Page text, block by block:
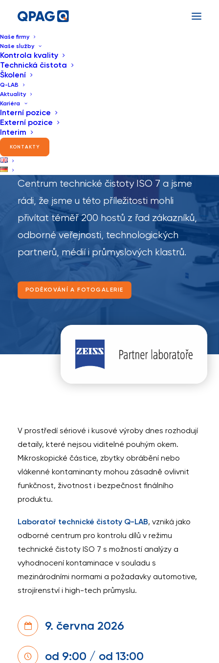
Naše firmy
Naše služby
Kontrola kvality
Technická čistota
Školení
Q-LAB
Aktuality
Kariéra
Interní pozice
Externí pozice
Interim
KONTAKTY
Q-LAB Grand Opening
Centrum technické čistoty ISO 7 a jsme
rádi, že jsme u této příležitosti mohli
přivítat téměř 200 hostů z řad zákazníků,
odborné veřejnosti, technologických
partnerů, médií i průmyslových klastrů.
PODĚKOVÁNÍ A FOTOGALERIE
V prostředí sériové i kusové výroby dnes rozhodují
detaily, které nejsou viditelné pouhým okem.
Mikroskopické částice, zbytky obrábění nebo
vlákenné kontaminanty mohou zásadně ovlivnit
funkčnost, životnost i bezpečnost finálního
produktu.
Laboratoř technické čistoty Q-LAB, vzniká jako
odborné centrum pro kontrolu dílů v režimu
technické čistoty ISO 7 s možností analýzy a
vyhodnocení kontaminace v souladu s
mezinárodními normami a požadavky automotive,
strojírenství i high-tech průmyslu.
9. června 2026
od 9:00 / od 13:00